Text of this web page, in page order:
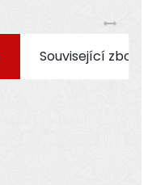
Související zboží